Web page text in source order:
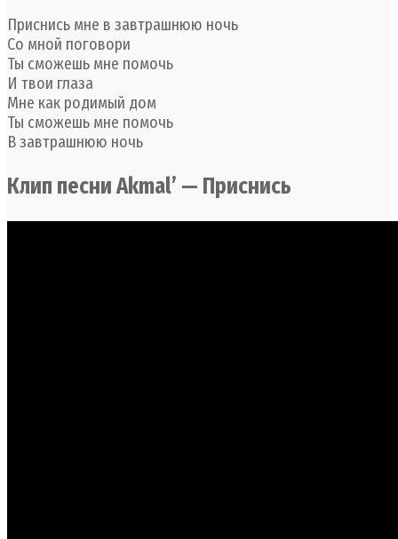
Приснись мне в завтрашнюю ночь
Со мной поговори
Ты сможешь мне помочь
И твои глаза
Мне как родимый дом
Ты сможешь мне помочь
В завтрашнюю ночь
Клип песни Akmal’ — Приснись